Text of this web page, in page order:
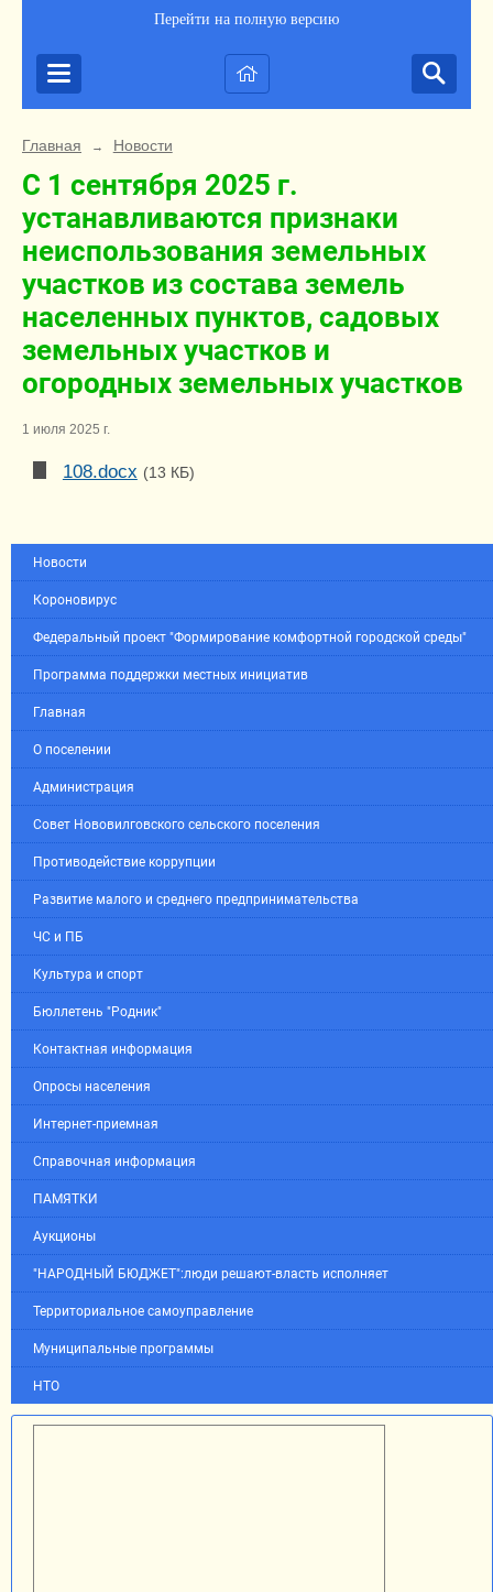
Перейти на полную версию
Главная → Новости
С 1 сентября 2025 г.
устанавливаются признаки
неиспользования земельных
участков из состава земель
населенных пунктов, садовых
земельных участков и
огородных земельных участков
1 июля 2025 г.
108.docx (13 КБ)
Новости
Короновирус
Федеральный проект "Формирование комфортной городской среды"
Программа поддержки местных инициатив
Главная
О поселении
Администрация
Совет Нововилговского сельского поселения
Противодействие коррупции
Развитие малого и среднего предпринимательства
ЧС и ПБ
Культура и спорт
Бюллетень "Родник"
Контактная информация
Опросы населения
Интернет-приемная
Справочная информация
ПАМЯТКИ
Аукционы
"НАРОДНЫЙ БЮДЖЕТ":люди решают-власть исполняет
Территориальное самоуправление
Муниципальные программы
НТО